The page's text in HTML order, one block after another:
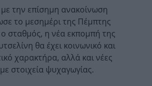
την επίσημη ανακοίνωση
το μεσημέρι της Πέμπτης
ο σταθμός, η νέα εκπομπή της
θα έχει κοινωνικό και
χαρακτήρα, αλλά και νέες
στοιχεία ψυχαγωγίας.